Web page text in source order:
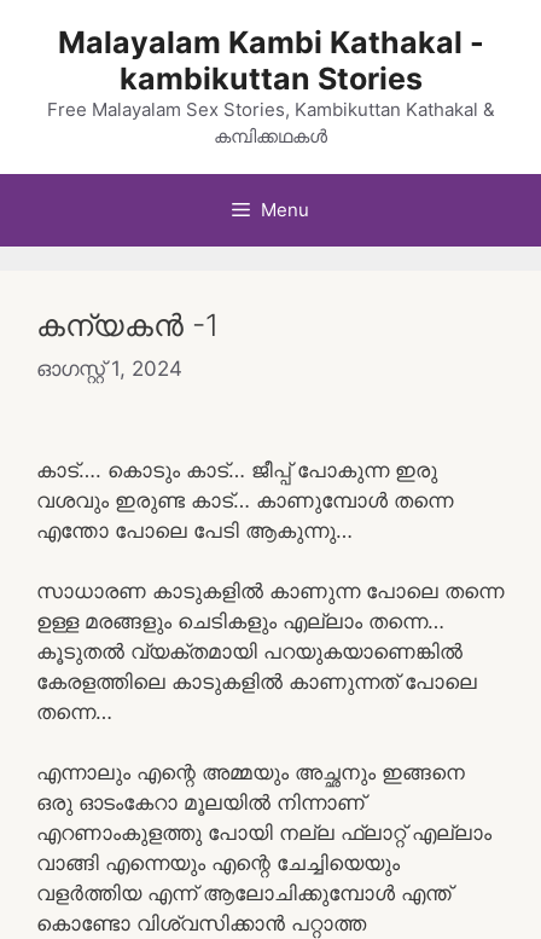
Malayalam Kambi Kathakal -
kambikuttan Stories
Free Malayalam Sex Stories, Kambikuttan Kathakal &
കമ്പിക്കഥകൾ
Menu
കന്യകൻ -1
ഓഗസ്റ്റ്‌ 1, 2024
കാട്…. കൊടും കാട്… ജീപ്പ് പോകുന്ന ഇരു
വശവും ഇരുണ്ട കാട്… കാണുമ്പോൾ തന്നെ
എന്തോ പോലെ പേടി ആകുന്നു…
സാധാരണ കാടുകളിൽ കാണുന്ന പോലെ തന്നെ
ഉള്ള മരങ്ങളും ചെടികളും എല്ലാം തന്നെ…
കൂടുതൽ വ്യക്തമായി പറയുകയാണെങ്കിൽ
കേരളത്തിലെ കാടുകളിൽ കാണുന്നത് പോലെ
തന്നെ…
എന്നാലും എന്റെ അമ്മയും അച്ഛനും ഇങ്ങനെ
ഒരു ഓടംകേറാ മൂലയിൽ നിന്നാണ്
എറണാംകുളത്തു പോയി നല്ല ഫ്ലാറ്റ് എല്ലാം
വാങ്ങി എന്നെയും എന്റെ ചേച്ചിയെയും
വളർത്തിയ എന്ന് ആലോചിക്കുമ്പോൾ എന്ത്
കൊണ്ടോ വിശ്വസിക്കാൻ പറ്റാത്ത